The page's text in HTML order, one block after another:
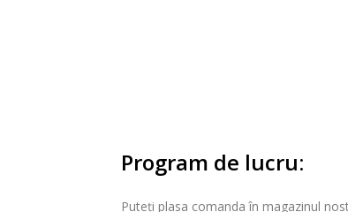
Program de lucru:
Puteți plasa comanda în magazinul